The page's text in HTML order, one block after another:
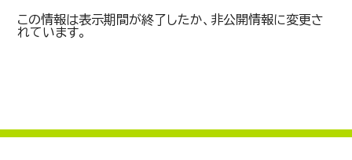
この情報は表示期間が終了したか、非公開情報に変更さ
れています。